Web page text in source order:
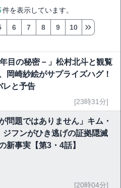
件を表示しています。
6 7 8 9 10
年目の秘密－」松村北斗と観覧
岡崎紗絵がサプライズハグ！
レと予告
[23時31分]
問題ではありません」キム・
ジフンがひき逃げの証拠隠滅
新事実【第3・4話】
[20時04分]